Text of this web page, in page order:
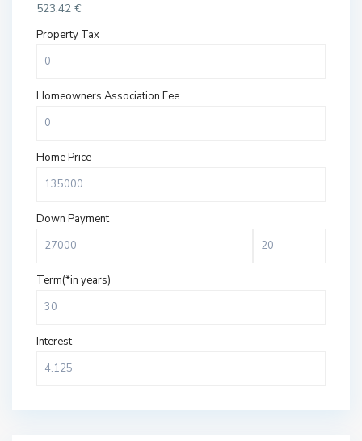
523.42 €
Property Tax
Homeowners Association Fee
Home Price
Down Payment
Term(*in years)
Interest